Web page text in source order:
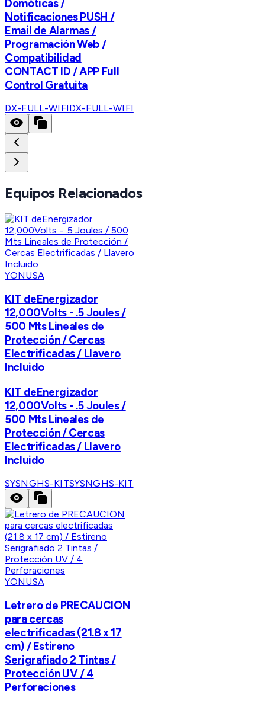
Domóticas /
Notificaciones PUSH /
Email de Alarmas /
Programación Web /
Compatibilidad
CONTACT ID / APP Full
Control Gratuita
DX-FULL-WIFIDX-FULL-WIFI
Equipos Relacionados
YONUSA
KIT deEnergizador
12,000Volts - .5 Joules /
500 Mts Lineales de
Protección / Cercas
Electrificadas / Llavero
Incluido
KIT deEnergizador
12,000Volts - .5 Joules /
500 Mts Lineales de
Protección / Cercas
Electrificadas / Llavero
Incluido
SYSNGHS-KITSYSNGHS-KIT
YONUSA
Letrero de PRECAUCION
para cercas
electrificadas (21.8 x 17
cm) / Estireno
Serigrafiado 2 Tintas /
Protección UV / 4
Perforaciones